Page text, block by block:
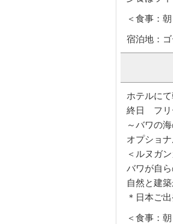
ライトハ
夕食はライ
ホテルに
終日 フ
～バワの
オプショ
＜ルヌガ